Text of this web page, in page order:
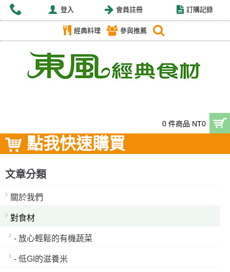
登入 會員註冊 訂購記錄
經典料理 參與推薦
0 件商品 NT0
點我快速購買
文章分類
關於我們
對食材
- 放心輕鬆的有機蔬菜
- 低GI的滋養米